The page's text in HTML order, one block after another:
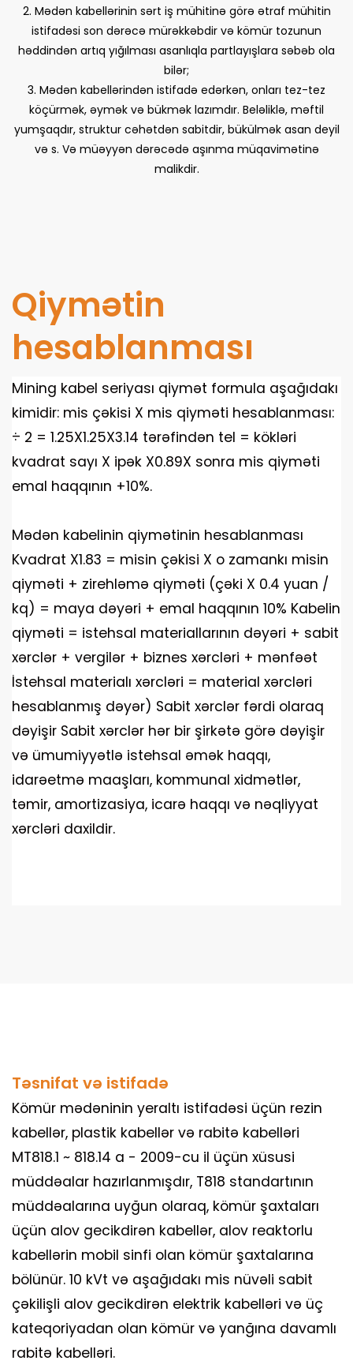
2. Mədən kabellərinin sərt iş mühitinə görə ətraf mühitin
istifadəsi son dərəcə mürəkkəbdir və kömür tozunun
həddindən artıq yığılması asanlıqla partlayışlara səbəb ola
bilər;
3. Mədən kabellərindən istifadə edərkən, onları tez-tez
köçürmək, əymək və bükmək lazımdır. Beləliklə, məftil
yumşaqdır, struktur cəhətdən sabitdir, bükülmək asan deyil
və s. Və müəyyən dərəcədə aşınma müqavimətinə
malikdir.
Qiymətin
hesablanması
Mining kabel seriyası qiymət formula aşağıdakı
kimidir: mis çəkisi X mis qiyməti hesablanması:
÷ 2 = 1.25X1.25X3.14 tərəfindən tel = kökləri
kvadrat sayı X ipək X0.89X sonra mis qiyməti
emal haqqının +10%.
Mədən kabelinin qiymətinin hesablanması
Kvadrat X1.83 = misin çəkisi X o zamankı misin
qiyməti + zirehləmə qiyməti (çəki X 0.4 yuan /
kq) = maya dəyəri + emal haqqının 10% Kabelin
qiyməti = istehsal materiallarının dəyəri + sabit
xərclər + vergilər + biznes xərcləri + mənfəət
İstehsal materialı xərcləri = material xərcləri
hesablanmış dəyər) Sabit xərclər fərdi olaraq
dəyişir Sabit xərclər hər bir şirkətə görə dəyişir
və ümumiyyətlə istehsal əmək haqqı,
idarəetmə maaşları, kommunal xidmətlər,
təmir, amortizasiya, icarə haqqı və nəqliyyat
xərcləri daxildir.
Təsnifat və istifadə
Kömür mədəninin yeraltı istifadəsi üçün rezin
kabellər, plastik kabellər və rabitə kabelləri
MT818.1 ~ 818.14 a - 2009-cu il üçün xüsusi
müddəalar hazırlanmışdır, T818 standartının
müddəalarına uyğun olaraq, kömür şaxtaları
üçün alov gecikdirən kabellər, alov reaktorlu
kabellərin mobil sinfi olan kömür şaxtalarına
bölünür. 10 kVt və aşağıdakı mis nüvəli sabit
çəkilişli alov gecikdirən elektrik kabelləri və üç
kateqoriyadan olan kömür və yanğına davamlı
rabitə kabelləri.